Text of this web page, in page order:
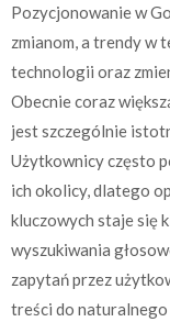
Pozycjonowanie w
zmianom, a trendy w
technologii oraz
Obecnie coraz
jest szczególnie
Użytkownicy często
ich okolicy, dlatego
kluczowych staje się
wyszukiwania
zapytań przez
treści do